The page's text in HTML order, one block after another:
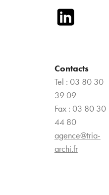
Contacts
Tel : 03 80 30
39 09
Fax : 03 80 30
44 80
agence@tria-
archi.fr